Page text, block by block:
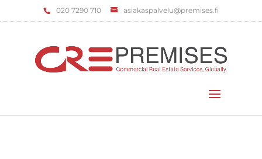
‌020 7290 710 asiakaspalvelu@premises.fi